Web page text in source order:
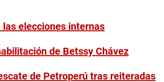
elecciones internas
de Betssy Chávez
de Petroperú tras reiteradas